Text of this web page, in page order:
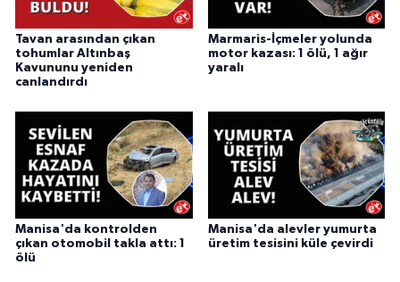
Tavan arasından çıkan
tohumlar Altınbaş
Kavununu yeniden
canlandırdı
Marmaris-İçmeler yolunda
motor kazası: 1 ölü, 1 ağır
yaralı
Manisa'da kontrolden
çıkan otomobil takla attı: 1
ölü
Manisa'da alevler yumurta
üretim tesisini küle çevirdi